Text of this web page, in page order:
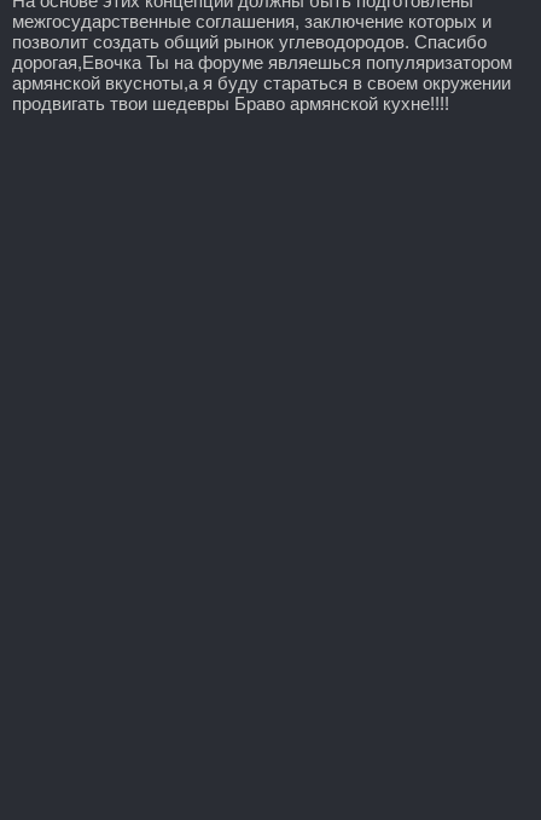
межгосударственные соглашения, заключение которых и
позволит создать общий рынок углеводородов. Спасибо
дорогая,Евочка Ты на форуме являешься популяризатором
армянской вкусноты,а я буду стараться в своем окружении
продвигать твои шедевры Браво армянской кухне!!!!